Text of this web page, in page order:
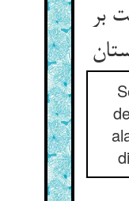
بر